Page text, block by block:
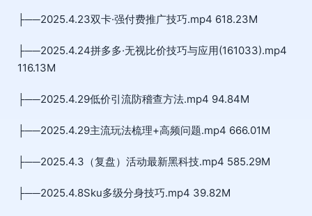
├──2025.4.23双卡·强付费推广技巧.mp4 618.23M
├──2025.4.24拼多多·无视比价技巧与应用(161033).mp4
116.13M
├──2025.4.29低价引流防稽查方法.mp4 94.84M
├──2025.4.29主流玩法梳理+高频问题.mp4 666.01M
├──2025.4.3（复盘）活动最新黑科技.mp4 585.29M
├──2025.4.8Sku多级分身技巧.mp4 39.82M